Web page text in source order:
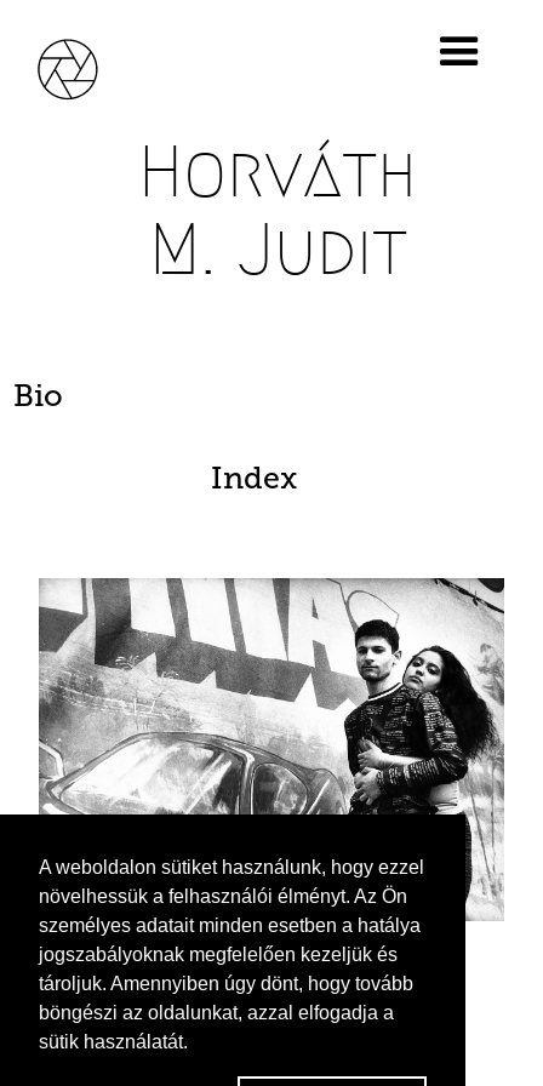
A weboldalon sütiket használunk, hogy ezzel
növelhessük a felhasználói élményt. Az Ön
személyes adatait minden esetben a hatálya
jogszabályoknak megfelelően kezeljük és
tároljuk. Amennyiben úgy dönt, hogy tovább
böngészi az oldalunkat, azzal elfogadja a
sütik használatát.
Horváth
M. Judit
Bio
Index